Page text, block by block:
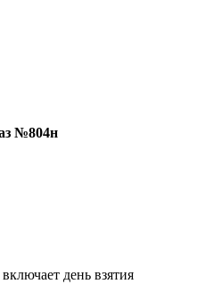
№804н
день взятия